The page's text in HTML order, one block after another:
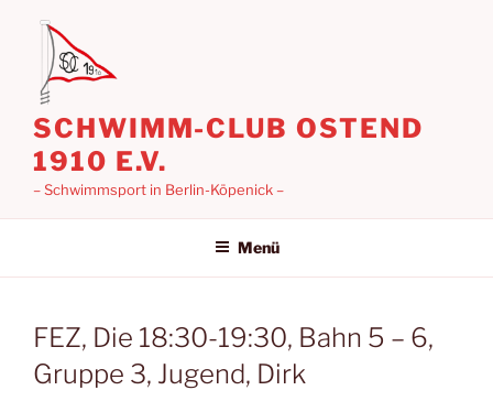
springen
SCHWIMM-CLUB OSTEND
1910 E.V.
– Schwimmsport in Berlin-Köpenick –
Menü
FEZ, Die 18:30-19:30, Bahn 5 – 6,
Gruppe 3, Jugend, Dirk